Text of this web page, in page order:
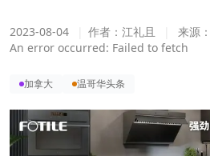
2023-08-04 作者： 江礼且 来源：
An error occurred: Failed to fetch
加拿大 温哥华头条